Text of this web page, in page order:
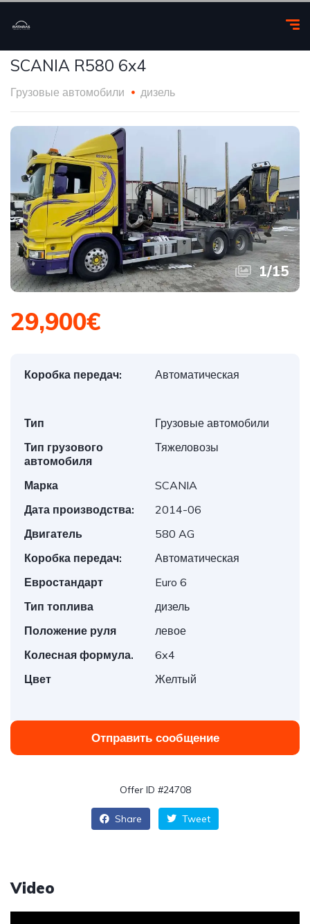
SCANIA R580 6x4
Грузовые автомобили дизель
1/15
29,900€
Коробка передач: Автоматическая
Тип
Грузовые автомобили
Тип грузового
автомобиля
Тяжеловозы
Марка
SCANIA
Дата производства:
2014-06
Двигатель
580 AG
Коробка передач:
Автоматическая
Евростандарт
Euro 6
Тип топлива
дизель
Положение руля
левое
Колесная формула.
6x4
Цвет
Желтый
Отправить сообщение
Offer ID #24708
Share Tweet
Video